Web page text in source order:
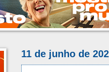
11 de junho de